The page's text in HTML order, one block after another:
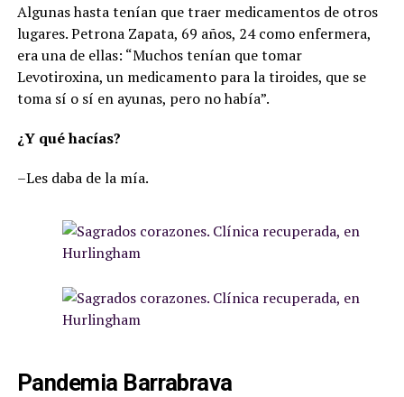
Algunas hasta tenían que traer medicamentos de otros
lugares. Petrona Zapata, 69 años, 24 como enfermera,
era una de ellas: “Muchos tenían que tomar
Levotiroxina, un medicamento para la tiroides, que se
toma sí o sí en ayunas, pero no había”.
¿Y qué hacías?
–Les daba de la mía.
Pandemia Barrabrava